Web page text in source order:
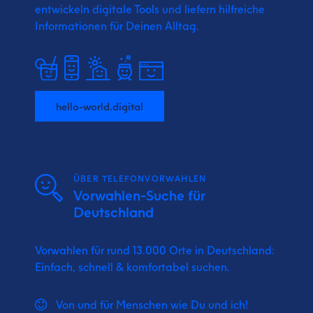
entwickeln digitale Tools und liefern hilfreiche
Informationen für Deinen Alltag.
hello-world.digital
ÜBER TELEFONVORWAHLEN
Vorwahlen-Suche für
Deutschland
Vorwahlen für rund 13.000 Orte in Deutschland:
Einfach, schnell & komfortabel suchen.
Von und für Menschen wie Du und ich!